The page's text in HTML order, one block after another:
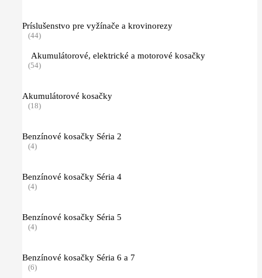
Príslušenstvo pre vyžínače a krovinorezy
(44)
Akumulátorové, elektrické a motorové kosačky
(54)
Akumulátorové kosačky
(18)
Benzínové kosačky Séria 2
(4)
Benzínové kosačky Séria 4
(4)
Benzínové kosačky Séria 5
(4)
Benzínové kosačky Séria 6 a 7
(6)